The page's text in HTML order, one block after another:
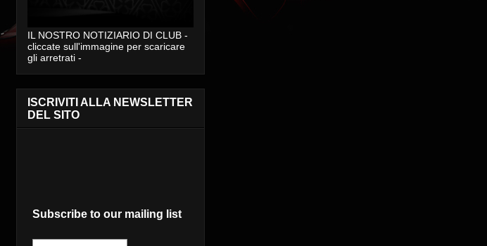
IL NOSTRO NOTIZIARIO DI CLUB -
cliccate sull'immagine per scaricare
gli arretrati -
ISCRIVITI ALLA NEWSLETTER
DEL SITO
Subscribe to our mailing list